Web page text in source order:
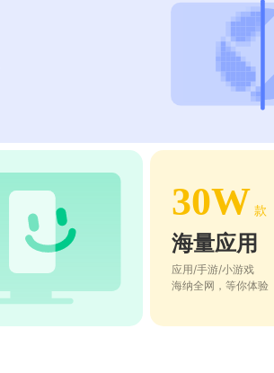
30W 款
海量应用
应用/手游/小游戏
海纳全网，等你体验